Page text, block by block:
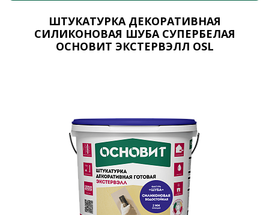
ШТУКАТУРКА ДЕКОРАТИВНАЯ
СИЛИКОНОВАЯ ШУБА СУПЕРБЕЛАЯ
ОСНОВИТ ЭКСТЕРВЭЛЛ ОSL